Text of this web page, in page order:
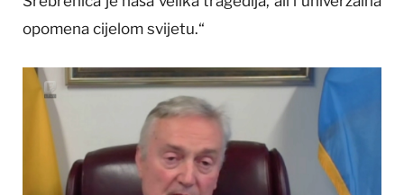
opomena cijelom svijetu.“